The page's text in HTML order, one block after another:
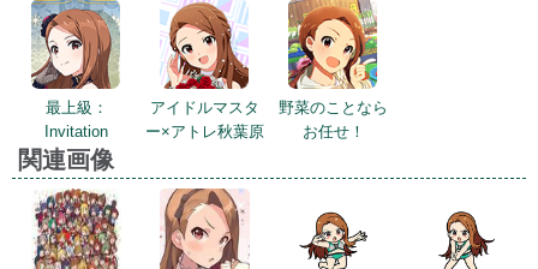
最上級：
Invitation
アイドルマスタ
ー×アトレ秋葉原
野菜のことなら
お任せ！
関連画像